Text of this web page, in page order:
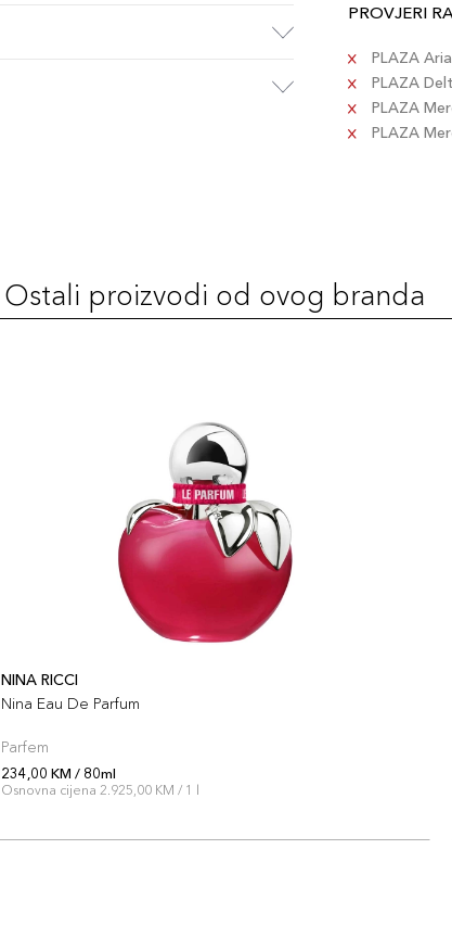
PROVJERI
PLAZA
PLAZA
PLAZA
PLAZA
Ostali proizvodi od ovog branda
NINA RICCI
Nina Eau De Parfum
Parfem
234,00 KM / 80ml
Osnovna cijena 2.925,00 KM / 1 l